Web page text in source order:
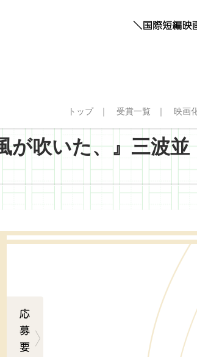
トップ 受賞一覧 映画
が吹いた、』三波並